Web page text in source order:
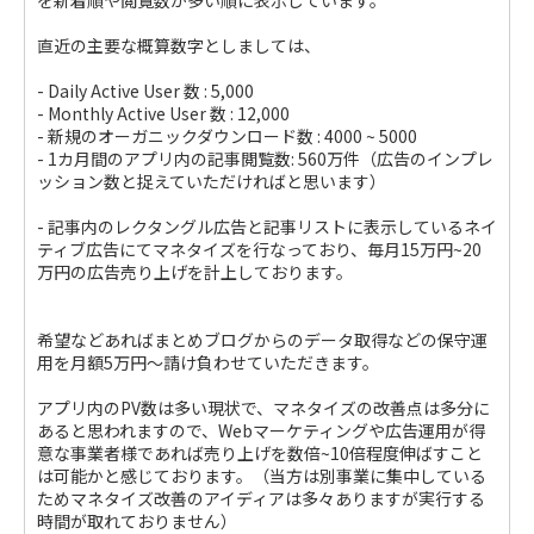
直近の主要な概算数字としましては、
- Daily Active User 数 : 5,000
- Monthly Active User 数 : 12,000
- 新規のオーガニックダウンロード数 : 4000 ~ 5000
- 1カ月間のアプリ内の記事閲覧数: 560万件（広告のインプレ
ッション数と捉えていただければと思います）
- 記事内のレクタングル広告と記事リストに表示しているネイ
ティブ広告にてマネタイズを行なっており、毎月15万円~20
万円の広告売り上げを計上しております。
希望などあればまとめブログからのデータ取得などの保守運
用を月額5万円〜請け負わせていただきます。
アプリ内のPV数は多い現状で、マネタイズの改善点は多分に
あると思われますので、Webマーケティングや広告運用が得
意な事業者様であれば売り上げを数倍~10倍程度伸ばすこと
は可能かと感じております。（当方は別事業に集中している
ためマネタイズ改善のアイディアは多々ありますが実行する
時間が取れておりません）